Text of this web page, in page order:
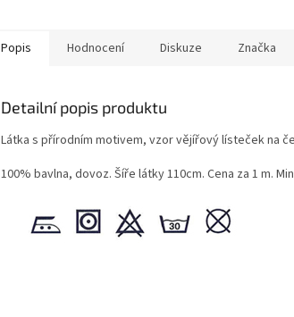
Popis Hodnocení Diskuze Značka
Detailní popis produktu
Látka s přírodním motivem, vzor vějířový lísteček na
100% bavlna, dovoz. Šíře látky 110cm. Cena za 1 m.